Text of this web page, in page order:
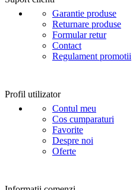
Garantie produse
Returnare produse
Formular retur
Contact
Regulament promotii
Profil utilizator
Contul meu
Cos cumparaturi
Favorite
Despre noi
Oferte